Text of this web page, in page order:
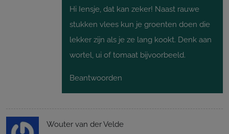
Hi Iensje, dat kan zeker! Naast rauwe
stukken vlees kun je groenten doen die
lekker zijn als je ze lang kookt. Denk aan
wortel, ui of tomaat bijvoorbeeld.
Beantwoorden
Wouter van der Velde